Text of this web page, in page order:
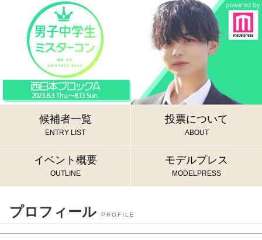
候補者一覧
ENTRY LIST
投票について
ABOUT
イベント概要
OUTLINE
モデルプレス
MODELPRESS
プロフィール PROFILE